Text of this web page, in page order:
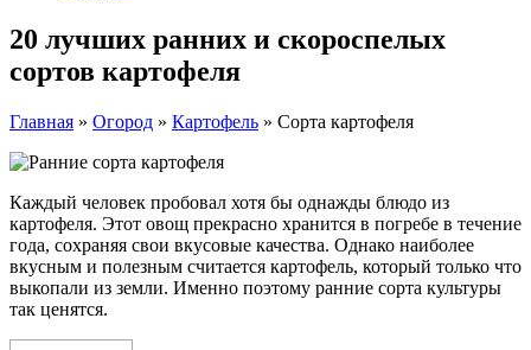
20 лучших ранних и скороспелых
сортов картофеля
Главная » Огород » Картофель » Сорта картофеля
Каждый человек пробовал хотя бы однажды блюдо из
картофеля. Этот овощ прекрасно хранится в погребе в течение
года, сохраняя свои вкусовые качества. Однако наиболее
вкусным и полезным считается картофель, который только что
выкопали из земли. Именно поэтому ранние сорта культуры
так ценятся.